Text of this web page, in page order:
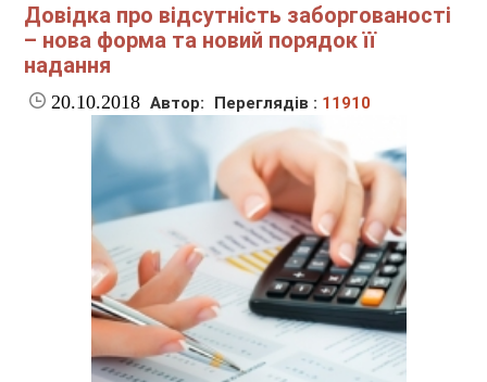
Довідка про відсутність заборгованості
– нова форма та новий порядок її
надання
20.10.2018 Автор: Переглядів : 11910